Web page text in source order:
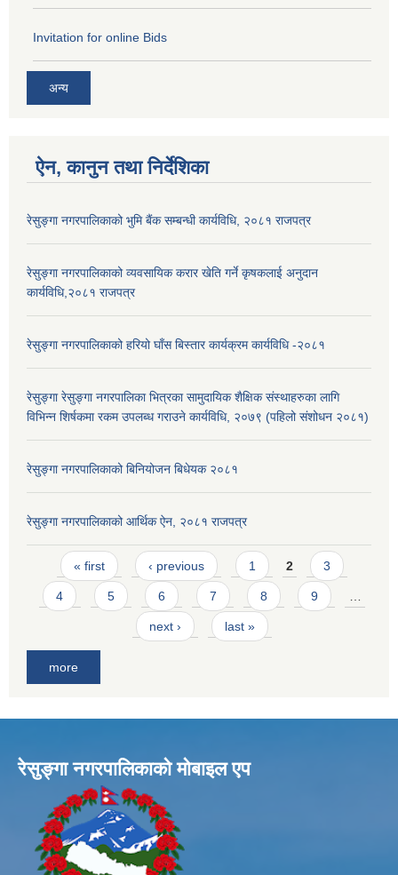
Invitation for online Bids
अन्य
ऐन, कानुन तथा निर्देशिका
रेसुङ्गा नगरपालिकाको भुमि बैंक सम्बन्धी कार्यविधि, २०८१ राजपत्र
रेसुङ्गा नगरपालिकाको व्यवसायिक करार खेति गर्ने कृषकलाई अनुदान
कार्यविधि,२०८१ राजपत्र
रेसुङ्गा नगरपालिकाको हरियो घाँस बिस्तार कार्यक्रम कार्यविधि -२०८१
रेसुङ्गा रेसुङ्गा नगरपालिका भित्रका सामुदायिक शैक्षिक संस्थाहरुका लागि
विभिन्न शिर्षकमा रकम उपलब्ध गराउने कार्यविधि, २०७९ (पहिलो संशोधन २०८१)
रेसुङ्गा नगरपालिकाको बिनियोजन बिधेयक २०८१
रेसुङ्गा नगरपालिकाको आर्थिक ऐन, २०८१ राजपत्र
Pages
« first ‹ previous 1 2 3
4 5 6 7 8 9
next › last »
more
रेसुङ्गा नगरपालिकाकाे माेबाइल एप